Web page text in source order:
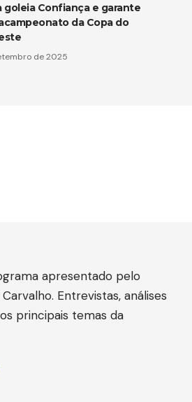
goleia Confiança e garante
da Copa do
de 2025
apresentado pelo
Entrevistas, análises
principais temas da